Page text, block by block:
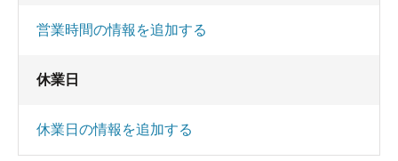
営業時間の情報を追加する
休業日
休業日の情報を追加する